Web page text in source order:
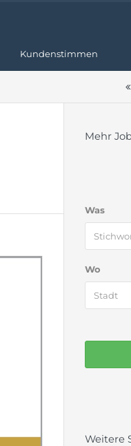
Kundenstimmen
Mehr
Was
Wo
Weitere